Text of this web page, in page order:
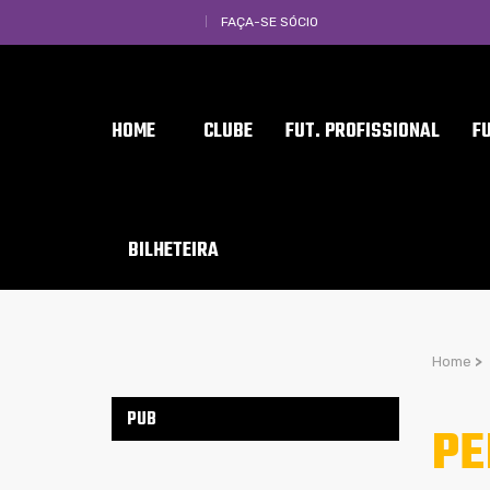
FAÇA-SE SÓCIO
HOME CLUBE FUT. PROFISSIONAL
BILHETEIRA
Home >
PUB